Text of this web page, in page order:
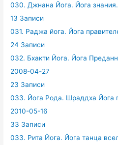
030. Джнана Йога. Йога
13 Записи
031. Раджа йога. Йога
24 Записи
032. Бхакти Йога. Йога
2008-04-27
23 Записи
033. Йога Рода. Шраддха Йога
2010-05-16
33 Записи
033. Рита Йога. Йога танца